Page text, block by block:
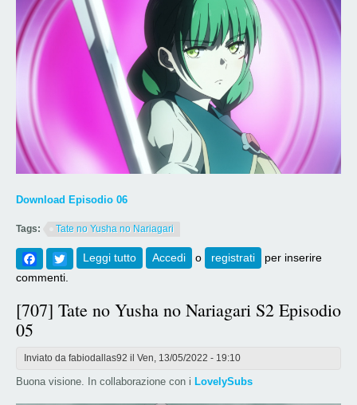
Download Episodio 06
Tags: Tate no Yusha no Nariagari
Facebook
Twitter
Leggi tutto su [708] Tate no Yusha no Nariagari S2
Episodio 06
Accedi o registrati
per inserire
commenti.
[707] Tate no Yusha no Nariagari S2 Episodio
05
Inviato da fabiodallas92 il Ven, 13/05/2022 - 19:10
Buona visione. In collaborazione con i LovelySubs